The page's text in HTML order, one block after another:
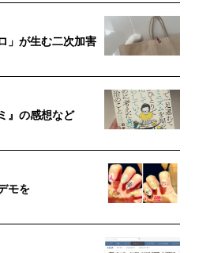
」が生む二次加害
』の感想など
モを